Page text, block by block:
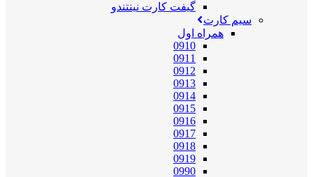
گیفت کارت نینتندو
سیم کارت
همراه اول
0910
0911
0912
0913
0914
0915
0916
0917
0918
0919
0990